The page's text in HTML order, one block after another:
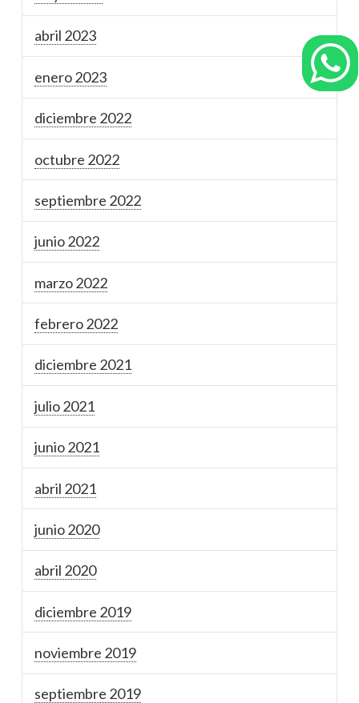
abril 2023
enero 2023
diciembre 2022
octubre 2022
septiembre 2022
junio 2022
marzo 2022
febrero 2022
diciembre 2021
julio 2021
junio 2021
abril 2021
junio 2020
abril 2020
diciembre 2019
noviembre 2019
septiembre 2019